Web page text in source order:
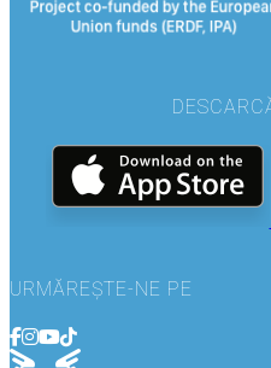
URMĂREȘTE-NE PE